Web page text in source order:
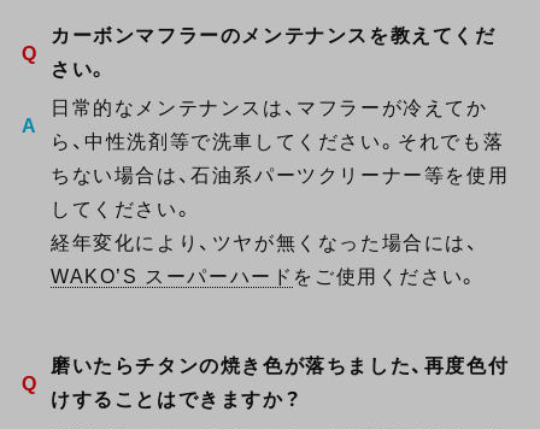
カーボンマフラーのメンテナンスを教えてくだ
さい。
日常的なメンテナンスは、マフラーが冷えてか
ら、中性洗剤等で洗車してください。それでも落
ちない場合は、石油系パーツクリーナー等を使用
してください。
経年変化により、ツヤが無くなった場合には、
WAKO’S スーパーハード をご使用ください。
磨いたらチタンの焼き色が落ちました、再度色付
けすることはできますか？